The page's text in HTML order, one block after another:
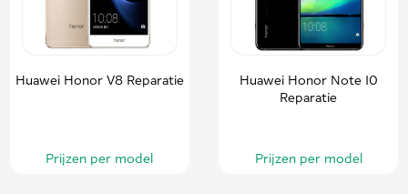
Huawei Honor V8 Reparatie
Prijzen per model
Huawei Honor Note 10
Reparatie
Prijzen per model